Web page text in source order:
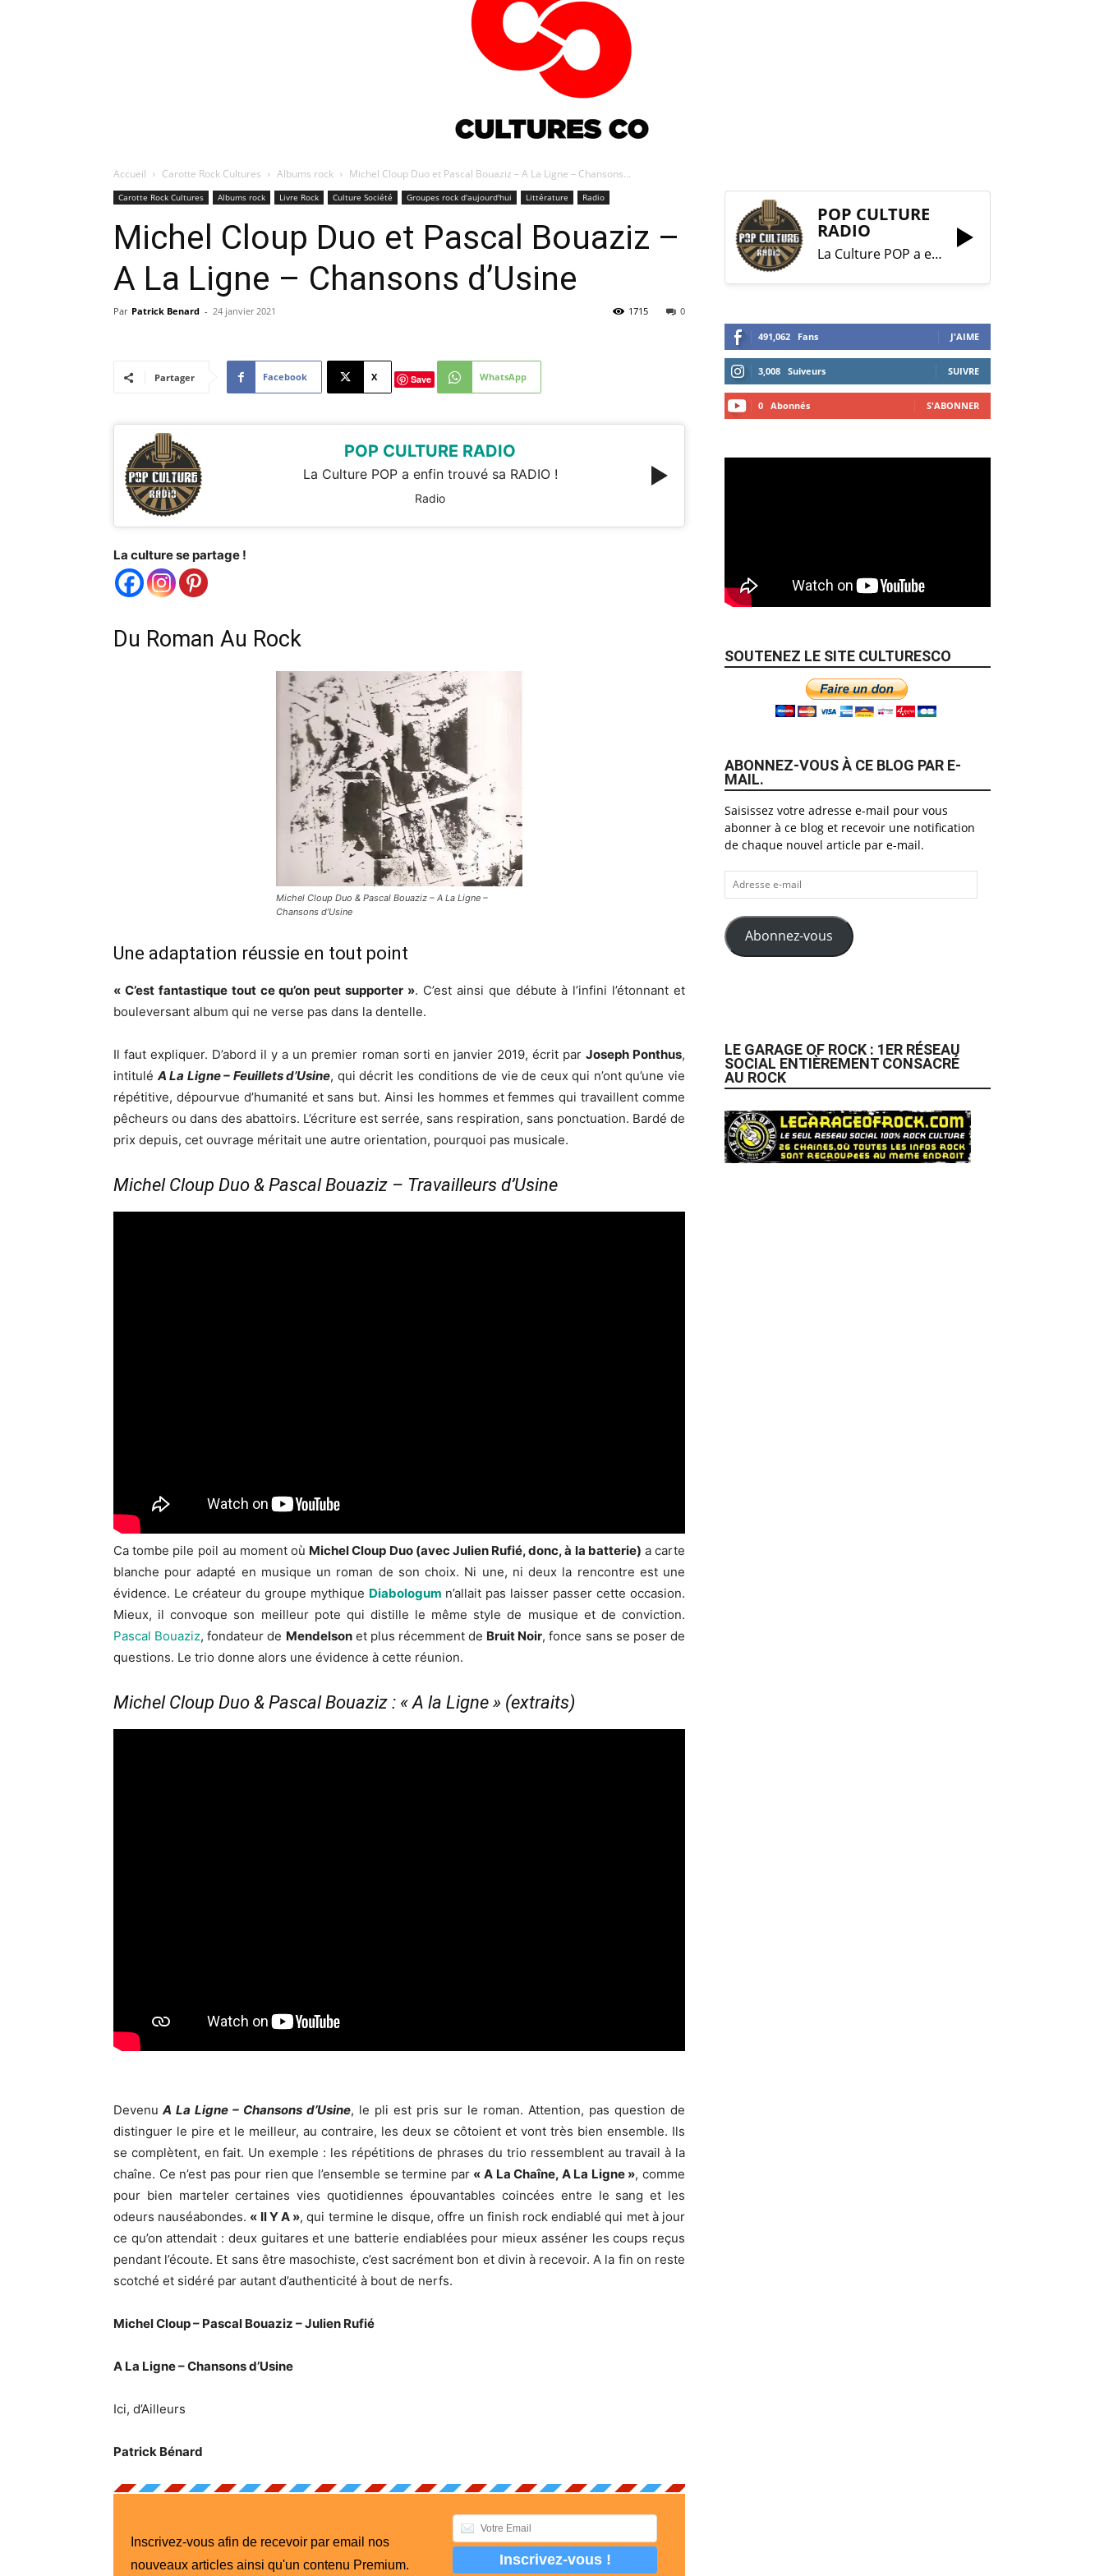
Accueil Carotte Rock Cultures Albums rock Michel Cloup Duo et Pascal Bouaziz – A La Ligne – Chansons...
Carotte Rock Cultures Albums rock Livre Rock Culture Société Groupes rock d'aujourd'hui Littérature Radio
Michel Cloup Duo et Pascal Bouaziz –
A La Ligne – Chansons d’Usine
Par Patrick Benard - 24 janvier 2021 0
1715
Partager Facebook X Save WhatsApp
POP CULTURE RADIO
La Culture POP a enfin trouvé sa RADIO !
Radio
La culture se partage !
Du Roman Au Rock
Michel Cloup Duo & Pascal Bouaziz – A La Ligne –
Chansons d’Usine
Une adaptation réussie en tout point
« C’est fantastique tout ce qu’on peut supporter ». C’est ainsi que débute à l’infini l’étonnant et
bouleversant album qui ne verse pas dans la dentelle.
Il faut expliquer. D’abord il y a un premier roman sorti en janvier 2019, écrit par Joseph Ponthus,
intitulé A La Ligne – Feuillets d’Usine, qui décrit les conditions de vie de ceux qui n’ont qu’une vie
répétitive, dépourvue d’humanité et sans but. Ainsi les hommes et femmes qui travaillent comme
pêcheurs ou dans des abattoirs. L’écriture est serrée, sans respiration, sans ponctuation. Bardé de
prix depuis, cet ouvrage méritait une autre orientation, pourquoi pas musicale.
Michel Cloup Duo & Pascal Bouaziz – Travailleurs d’Usine
Ca tombe pile poil au moment où Michel Cloup Duo (avec Julien Rufié, donc, à la batterie) a carte
blanche pour adapté en musique un roman de son choix. Ni une, ni deux la rencontre est une
évidence. Le créateur du groupe mythique Diabologum n’allait pas laisser passer cette occasion.
Mieux, il convoque son meilleur pote qui distille le même style de musique et de conviction.
Pascal Bouaziz, fondateur de Mendelsonet plus récemment de Bruit Noir, fonce sans se poser de
questions. Le trio donne alors une évidence à cette réunion.
Michel Cloup Duo & Pascal Bouaziz : « A la Ligne » (extraits)
Devenu A La Ligne – Chansons d’Usine, le pli est pris sur le roman. Attention, pas question de
distinguer le pire et le meilleur, au contraire, les deux se côtoient et vont très bien ensemble. Ils
se complètent, en fait. Un exemple : les répétitions de phrases du trio ressemblent au travail à la
chaîne. Ce n’est pas pour rien que l’ensemble se termine par « A La Chaîne, A La Ligne », comme
pour bien marteler certaines vies quotidiennes épouvantables coincées entre le sang et les
odeurs nauséabondes. « Il Y A », qui termine le disque, offre un finish rock endiablé qui met à jour
ce qu’on attendait : deux guitares et une batterie endiablées pour mieux asséner les coups reçus
pendant l’écoute. Et sans être masochiste, c’est sacrément bon et divin à recevoir. A la fin on reste
scotché et sidéré par autant d’authenticité à bout de nerfs.
Michel Cloup – Pascal Bouaziz – Julien Rufié
A La Ligne – Chansons d’Usine
Ici, d’Ailleurs
Patrick Bénard
Inscrivez-vous afin de recevoir par email nos
nouveaux articles ainsi qu'un contenu Premium.
POP CULTURE
RADIO
La Culture POP a enfin trouvé sa RADIO !
491,062 Fans J'AIME
3,008 Suiveurs SUIVRE
0 Abonnés S'ABONNER
SOUTENEZ LE SITE CULTURESCO
ABONNEZ-VOUS À CE BLOG PAR E-
MAIL.
Saisissez votre adresse e-mail pour vous
abonner à ce blog et recevoir une notification
de chaque nouvel article par e-mail.
Adresse
e-
mail
Abonnez-vous
LE GARAGE OF ROCK : 1ER RÉSEAU
SOCIAL ENTIÈREMENT CONSACRÉ
AU ROCK